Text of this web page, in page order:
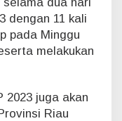
dengan 11 kali
pada Minggu
melakukan
2023 juga akan
Riau